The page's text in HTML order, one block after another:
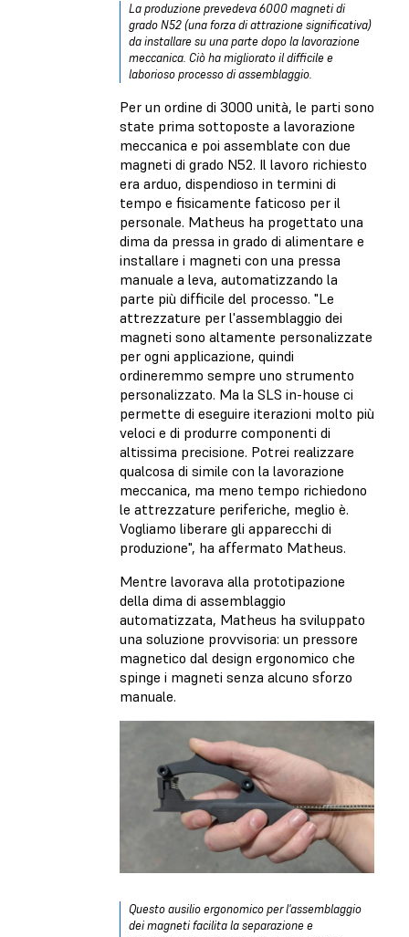
La produzione prevedeva 6000 magneti di
grado N52 (una forza di attrazione significativa)
da installare su una parte dopo la lavorazione
meccanica. Ciò ha migliorato il difficile e
laborioso processo di assemblaggio.
Per un ordine di 3000 unità, le parti sono
state prima sottoposte a lavorazione
meccanica e poi assemblate con due
magneti di grado N52. Il lavoro richiesto
era arduo, dispendioso in termini di
tempo e fisicamente faticoso per il
personale. Matheus ha progettato una
dima da pressa in grado di alimentare e
installare i magneti con una pressa
manuale a leva, automatizzando la
parte più difficile del processo. "Le
attrezzature per l'assemblaggio dei
magneti sono altamente personalizzate
per ogni applicazione, quindi
ordineremmo sempre uno strumento
personalizzato. Ma la SLS in-house ci
permette di eseguire iterazioni molto più
veloci e di produrre componenti di
altissima precisione. Potrei realizzare
qualcosa di simile con la lavorazione
meccanica, ma meno tempo richiedono
le attrezzature periferiche, meglio è.
Vogliamo liberare gli apparecchi di
produzione", ha affermato Matheus.
Mentre lavorava alla prototipazione
della dima di assemblaggio
automatizzata, Matheus ha sviluppato
una soluzione provvisoria: un pressore
magnetico dal design ergonomico che
spinge i magneti senza alcuno sforzo
manuale.
Questo ausilio ergonomico per l'assemblaggio
dei magneti facilita la separazione e